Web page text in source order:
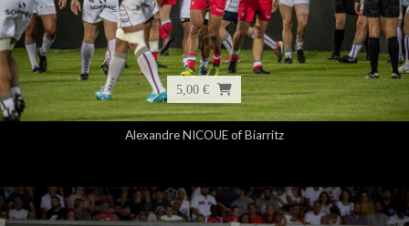
5,00 €
Alexandre NICOUE of Biarritz